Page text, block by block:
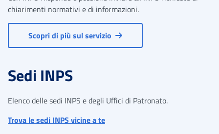
chiarimenti normativi e di informazioni.
Scopri di più sul servizio
Sedi INPS
Elenco delle sedi INPS e degli Uffici di Patronato.
Trova le sedi INPS vicine a te